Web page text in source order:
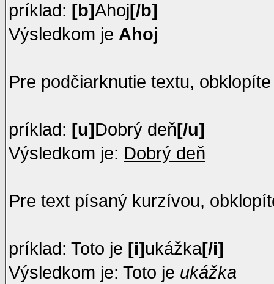
príklad: [b]Ahoj[/b]
Výsledkom je Ahoj
Pre podčiarknutie textu,
príklad: [u]Dobrý deň[/u]
Výsledkom je: Dobrý deň
Pre text písaný kurzívou,
príklad: Toto je [i]ukážka[/i]
Výsledkom je: Toto je ukážka